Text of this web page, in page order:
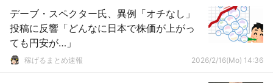
デーブ・スペクター氏、異例「オチなし」
投稿に反響「どんなに日本で株価が上がっ
ても円安が…」
稼げるまとめ速報 2026/2/16(Mo) 14:36